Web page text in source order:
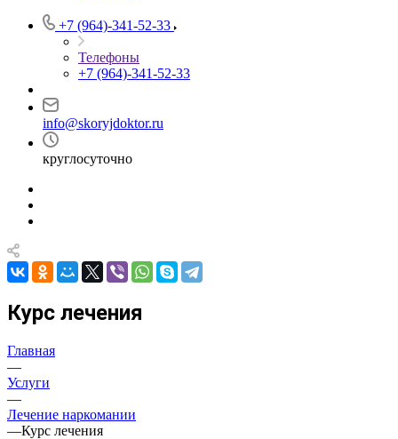
+7 (964)-341-52-33
Телефоны
+7 (964)-341-52-33
info@skoryjdoktor.ru
круглосуточно
Курс лечения
Главная
—
Услуги
—
Лечение наркомании
—Курс лечения